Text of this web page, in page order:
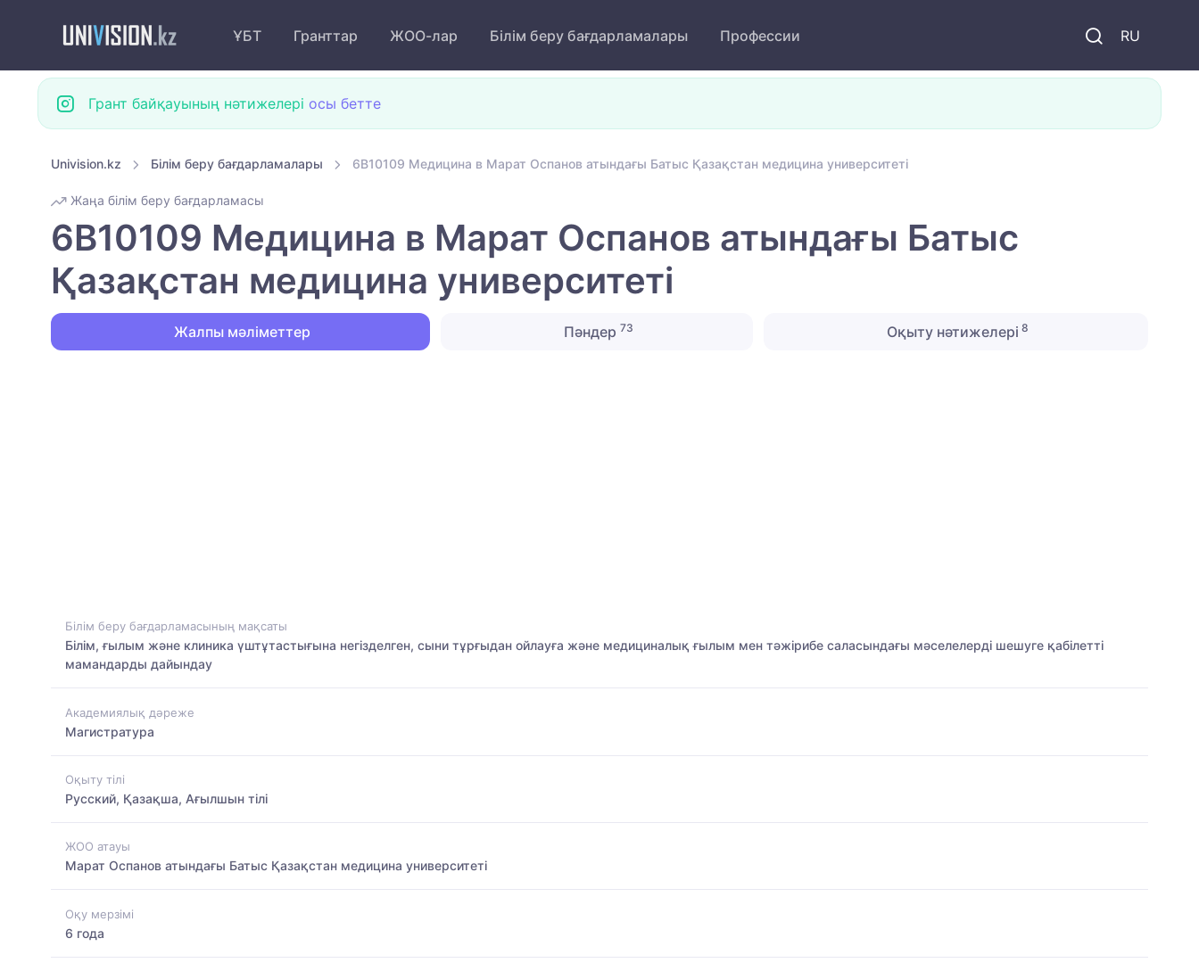
RU
ҰБТ Гранттар ЖОО-лар Білім беру бағдарламалары Профессии
Грант байқауының нәтижелері осы бетте
Univision.kz Білім беру бағдарламалары 6B10109 Медицина в Марат Оспанов атындағы Батыс Қазақстан медицина университеті
Жаңа білім беру бағдарламасы
6B10109 Медицина в Марат Оспанов атындағы Батыс
Қазақстан медицина университеті
Жалпы мәліметтер Пәндер 73 Оқыту нәтижелері 8
Білім беру бағдарламасының мақсаты
Білім, ғылым және клиника үштұтастығына негізделген, сыни тұрғыдан ойлауға және медициналық ғылым мен тәжірибе саласындағы мәселелерді шешуге қабілетті
мамандарды дайындау
Академиялық дәреже
Магистратура
Оқыту тілі
Русский, Қазақша, Ағылшын тілі
ЖОО атауы
Марат Оспанов атындағы Батыс Қазақстан медицина университеті
Оқу мерзімі
6 года